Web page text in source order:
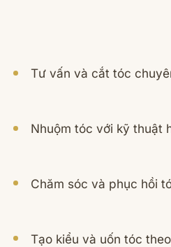
Tư vấn và cắt tóc
Nhuộm tóc với kỹ thuật
Chăm sóc và phục hồi
Tạo kiểu và uốn tóc